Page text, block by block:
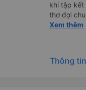
khi tập kết
thơ đợi chung 1
của quý
cải thiện ngày một
và CSKH
là nhà xe
Xem thêm
Thông